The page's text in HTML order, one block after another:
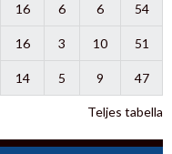
16 6 6 54
16 3 10 51
14 5 9 47
Teljes tabella